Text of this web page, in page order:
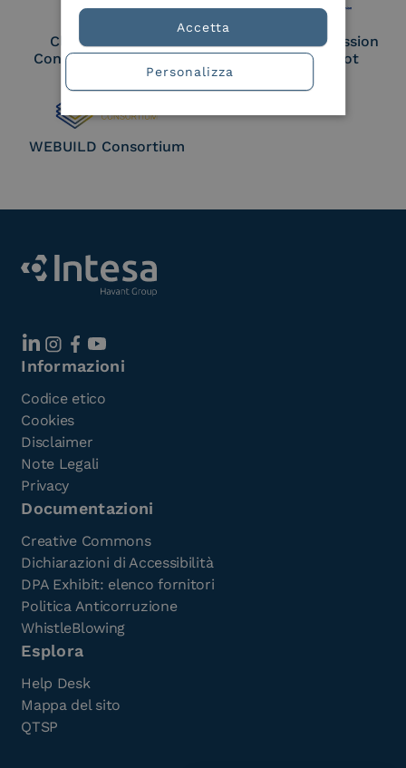
Cloud Signature
Consortium Member
European Commission
Large Scale Pilot
WEBUILD Consortium
Informazioni
Codice etico
Cookies
Disclaimer
Note Legali
Privacy
Documentazioni
Creative Commons
Dichiarazioni di Accessibilità
DPA Exhibit: elenco fornitori
Politica Anticorruzione
WhistleBlowing
Esplora
Help Desk
Mappa del sito
QTSP
Accetta
Personalizza